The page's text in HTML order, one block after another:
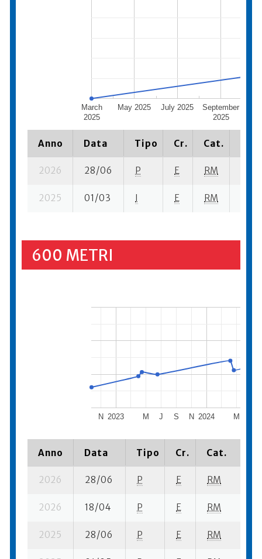
March
2025
May 2025 July 2025
September
2025
Anno Data Tipo Cr. Cat.
2026 28/06 P E RM
2025 01/03 I E RM
600 METRI
2023 2024
N M J S N M
Anno Data Tipo Cr. Cat.
2026 28/06 P E RM
2026 18/04 P E RM
2025 28/06 P E RM